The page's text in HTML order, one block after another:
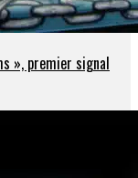
», premier signal